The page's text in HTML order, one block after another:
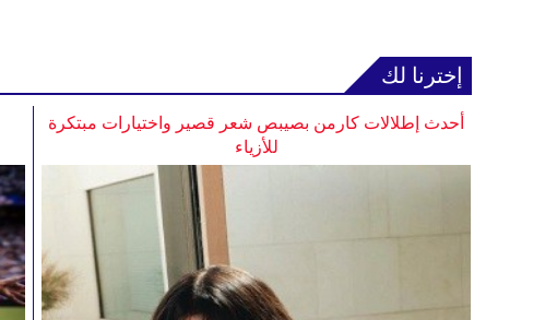
إخترنا لك
أحدث إطلالات كارمن بصيبص شعر قصير واختيارات مبتكرة
للأزياء